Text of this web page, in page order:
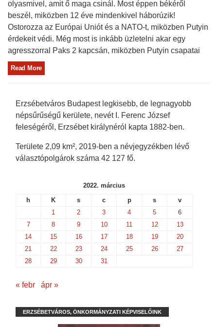
olyasmivel, amit ő maga csinál. Most éppen békéről
beszél, miközben 12 éve mindenkivel háborúzik!
Ostorozza az Európai Uniót és a NATO-t, miközben Putyin
érdekeit védi. Még most is inkább üzletelni akar egy
agresszorral Paks 2 kapcsán, miközben Putyin csapatai
Read More
Erzsébetváros Budapest legkisebb, de legnagyobb
népsűrűségű kerülete, nevét I. Ferenc József
feleségéről, Erzsébet királynéról kapta 1882-ben.
Területe 2,09 km², 2019-ben a névjegyzékben lévő
választópolgárok száma 42 127 fő.
2022. március
h
K s c p s
v
1
2 3 4 5
6
7
8 9 10 11 12
13
14
15 16 17 18 19
20
21
22 23 24 25 26
27
28
29 30 31
« febr ápr »
ERZSÉBETVÁROS, ÖNKORMÁNYZATI KÉPVISELŐINK